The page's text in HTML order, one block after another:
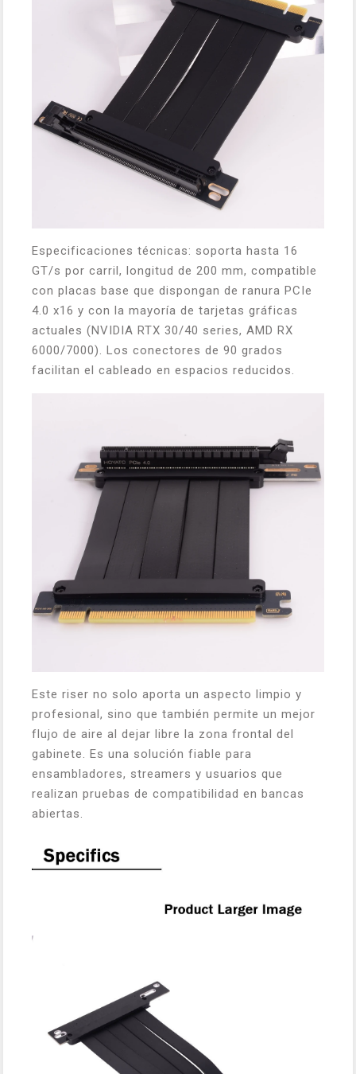
Especificaciones técnicas: soporta hasta 16
GT/s por carril, longitud de 200 mm, compatible
con placas base que dispongan de ranura PCIe
4.0 x16 y con la mayoría de tarjetas gráficas
actuales (NVIDIA RTX 30/40 series, AMD RX
6000/7000). Los conectores de 90 grados
facilitan el cableado en espacios reducidos.
Este riser no solo aporta un aspecto limpio y
profesional, sino que también permite un mejor
flujo de aire al dejar libre la zona frontal del
gabinete. Es una solución fiable para
ensambladores, streamers y usuarios que
realizan pruebas de compatibilidad en bancas
abiertas.